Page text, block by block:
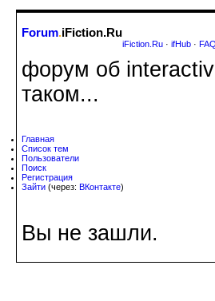
Forum.iFiction.Ru
iFiction.Ru · ifHub · FAQ
форум об
таком...
Главная
Список тем
Пользователи
Поиск
Регистрация
Зайти (через: ВКонтакте)
Вы не зашли.